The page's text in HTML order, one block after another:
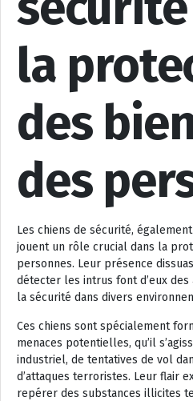
la
des
des
Les chiens de sécurité,
jouent un rôle crucial dans la
personnes. Leur présence
détecter les intrus font d’eux
la sécurité dans divers
Ces chiens sont spécialement
menaces potentielles, qu’il
industriel, de tentatives de vol
d’attaques terroristes. Leur flair
repérer des substances illicites